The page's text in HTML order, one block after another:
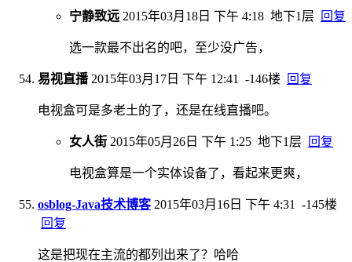
宁静致远 2015年03月18日 下午 4:18 地下1层 回复
选一款最不出名的吧，至少没广告，
易视直播 2015年03月17日 下午 12:41 -146楼 回复
电视盒可是多老土的了，还是在线直播吧。
女人街 2015年05月26日 下午 1:25 地下1层 回复
电视盒算是一个实体设备了，看起来更爽，
osblog-Java技术博客 2015年03月16日 下午 4:31
-145楼
回复
这是把现在主流的都列出来了？哈哈